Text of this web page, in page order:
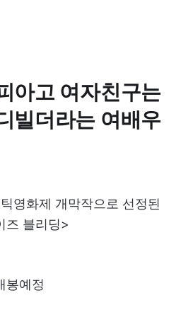
아고 여자친구는
빌더라는 여배우
영화제 개막작으로 선정된
즈 블리딩>
봉예정